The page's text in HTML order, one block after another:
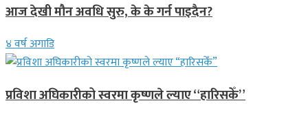
आज देखी मौन अवधि सुरु, के के गर्न पाइदैन?
४ वर्ष अगाडि
प्रविशा अघिकारीको स्वरमा कृष्णले ल्याए “हारिसकेँ”